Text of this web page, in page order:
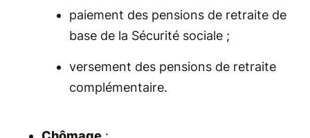
paiement des pensions de retraite de
base de la Sécurité sociale ;
versement des pensions de retraite
complémentaire.